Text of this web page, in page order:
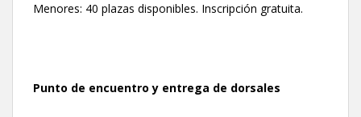
Menores: 40 plazas disponibles. Inscripción gratuita.
Punto de encuentro y entrega de dorsales